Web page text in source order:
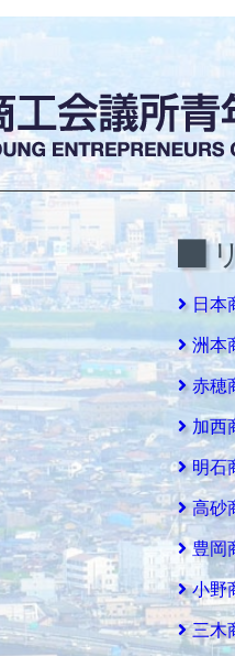
日本
洲本
赤穂
加西
明石
高砂
豊岡
小野
三木